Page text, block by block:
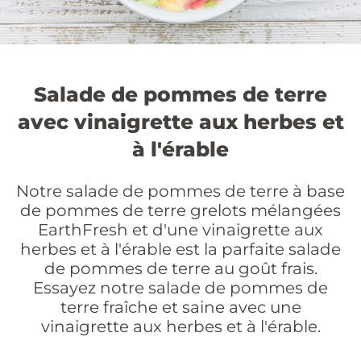
Salade de pommes de terre
avec vinaigrette aux herbes et
à l'érable
Notre salade de pommes de terre à base
de pommes de terre grelots mélangées
EarthFresh et d'une vinaigrette aux
herbes et à l'érable est la parfaite salade
de pommes de terre au goût frais.
Essayez notre salade de pommes de
terre fraîche et saine avec une
vinaigrette aux herbes et à l'érable.